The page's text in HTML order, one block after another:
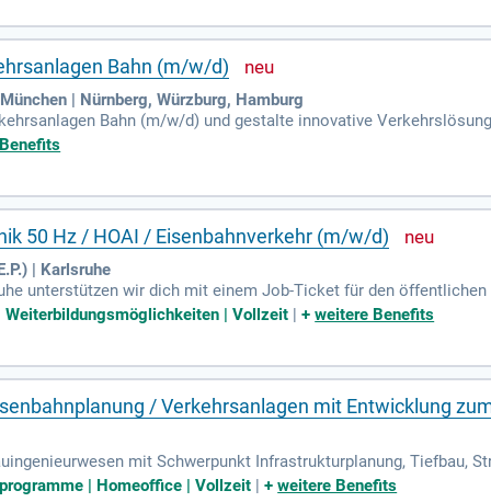
Raum für eigene Ideen machen diese Position besonders
Bahn (m/w/d)
| Nürnberg, Würzburg, Hamburg
Bahn (m/w/d) und gestalte innovative
für reibungslose Abläufe. Unser Kunde bietet dir Flexibilität,
Siedlungswasserwirtschaft.
50 Hz / HOAI / Eisenbahnverkehr (m/w/d)
| Karlsruhe
unterstützen wir dich mit einem Job-Ticket für den
Berlin, Düsseldorf, Karlsruhe und Leipzig wählen.
| Vollzeit |+weitere Benefits
/ Verkehrsanlagen mit Entwicklung
mit Schwerpunkt Infrastrukturplanung, Tiefbau,
Berufserfahrung in der Eisenbahnplanung, idealerweise in
| Homeoffice | Vollzeit |+weitere Benefits